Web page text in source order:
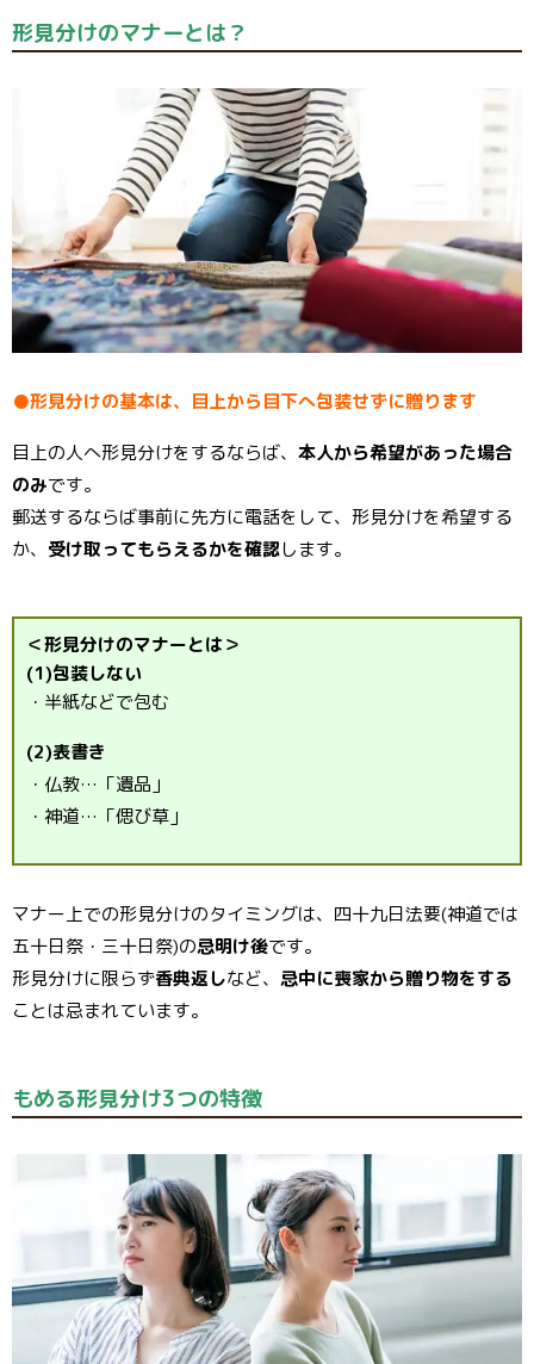
形見分けのマナーとは？
●形見分けの基本は、目上から目下へ包装せずに贈ります
目上の人へ形見分けをするならば、 本人から希望があった場合
のみです。
郵送するならば事前に先方に電話をして、形見分けを希望する
か、 受け取ってもらえるかを確認します。
＜形見分けのマナーとは＞
(1)包装しない
・半紙などで包む
(2)表書き
・仏教…「遺品」
・神道…「偲び草」
マナー上での形見分けのタイミングは、四十九日法要(神道では
五十日祭・三十日祭)の忌明け後です。
形見分けに限らず香典返しなど、 忌中に喪家から贈り物をする
ことは忌まれています。
もめる形見分け3つの特徴